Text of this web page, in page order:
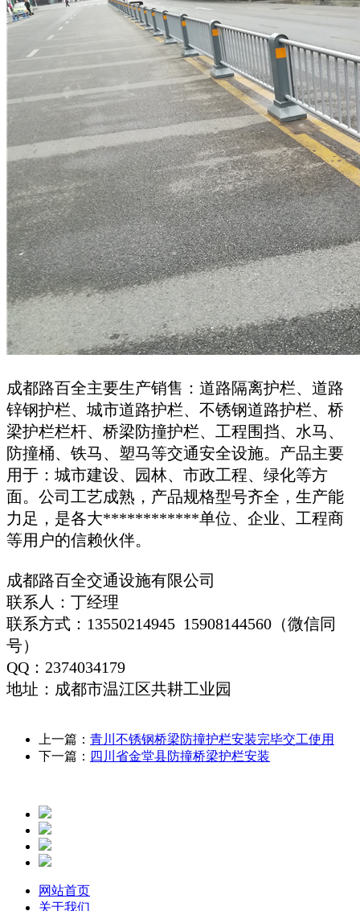
成都路百全主要生产销售：道路隔离护栏、道路
锌钢护栏、城市道路护栏、不锈钢道路护栏、桥
梁护栏栏杆、桥梁防撞护栏、工程围挡、水马、
防撞桶、铁马、塑马等交通安全设施。产品主要
用于：城市建设、园林、市政工程、绿化等方
面。公司工艺成熟，产品规格型号齐全，生产能
力足，是各大************单位、企业、工程商
等用户的信赖伙伴。
成都路百全交通设施有限公司
联系人：丁经理
联系方式：13550214945 15908144560（微信同
号）
QQ：2374034179
地址：成都市温江区共耕工业园
上一篇： 青川不锈钢桥梁防撞护栏安装完毕交工使用
下一篇： 四川省金堂县防撞桥梁护栏安装
网站首页
关于我们